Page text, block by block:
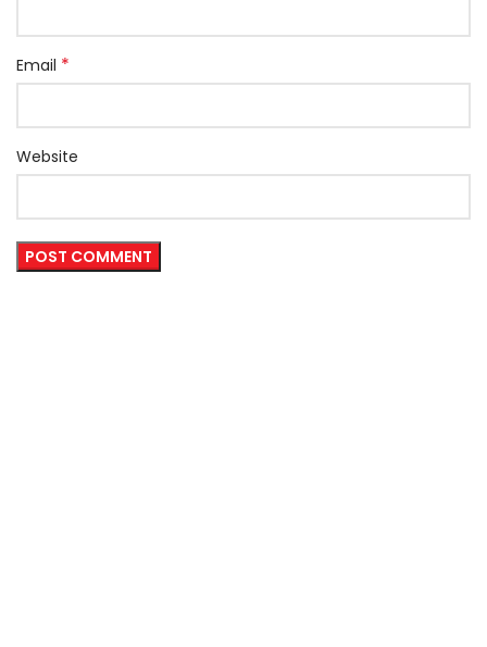
Email *
Website